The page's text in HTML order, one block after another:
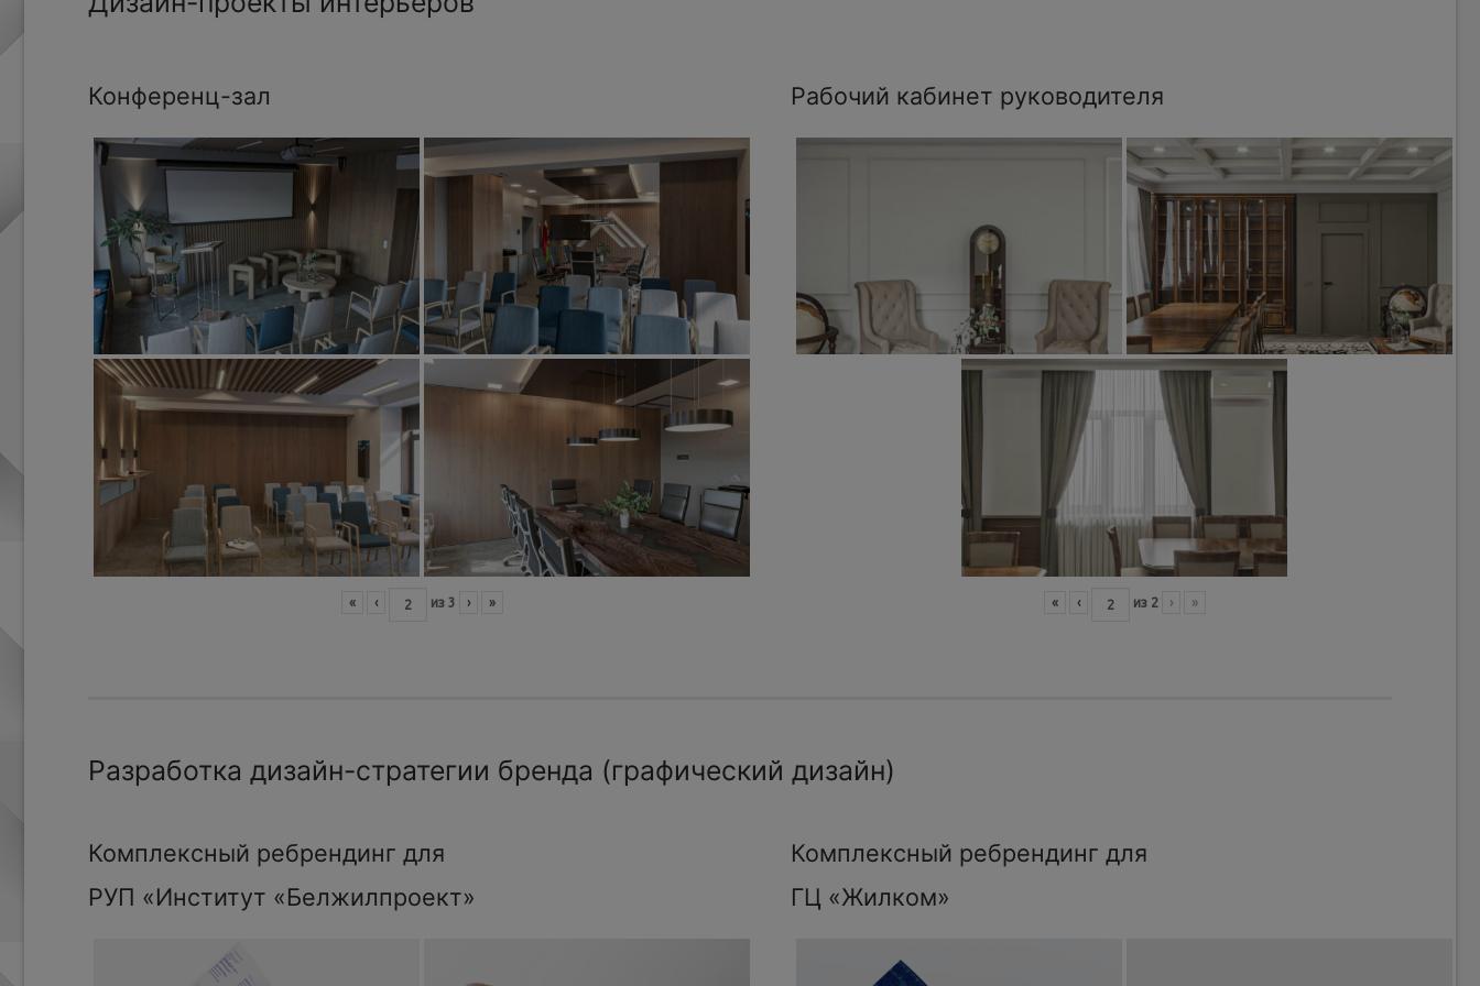
Конференц-зал
« ‹ из 3 › »
Рабочий кабинет руководителя
« ‹ из 2 › »
Разработка дизайн-стратегии бренда (графический дизайн)
Комплексный ребрендинг для
РУП «Институт «Белжилпроект»
Комплексный ребрендинг для
ГЦ «Жилком»